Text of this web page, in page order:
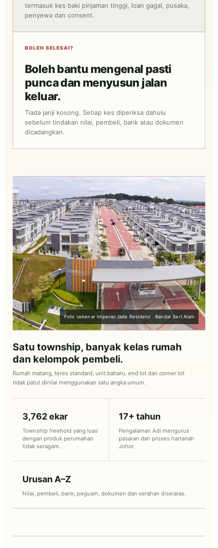
termasuk kes baki pinjaman tinggi, loan gagal, pusaka,
penyewa dan consent.
BOLEH SELESAI?
Boleh bantu mengenal pasti
punca dan menyusun jalan
keluar.
Tiada janji kosong. Setiap kes diperiksa dahulu
sebelum tindakan nilai, pembeli, bank atau dokumen
dicadangkan.
Foto sebenar Imperial Jade Residenz · Bandar Seri Alam
Satu township, banyak kelas rumah
dan kelompok pembeli.
Rumah matang, teres standard, unit baharu, end lot dan corner lot
tidak patut dinilai menggunakan satu angka umum.
3,762 ekar
Township freehold yang luas
dengan produk perumahan
tidak seragam.
17+ tahun
Pengalaman Adi mengurus
pasaran dan proses hartanah
Johor.
Urusan A–Z
Nilai, pembeli, bank, peguam, dokumen dan serahan diselaras.